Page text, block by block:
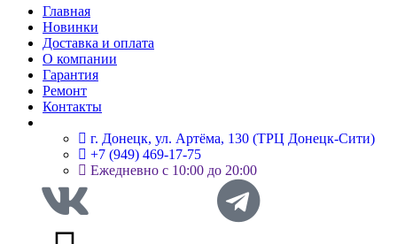
Главная
Новинки
Доставка и оплата
О компании
Гарантия
Ремонт
Контакты
г. Донецк, ул. Артёма, 130 (ТРЦ Донецк-Сити)
+7 (949) 469-17-75
Ежедневно с 10:00 до 20:00